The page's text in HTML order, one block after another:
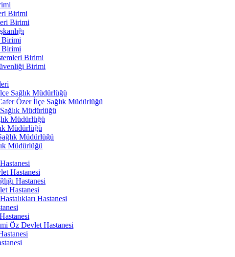
Birimi
Birimi
Birimi
Birimi
Birimi
Birimi
Sağlık Müdürlüğü
Özer İlçe Sağlık Müdürlüğü
Müdürlüğü
Müdürlüğü
Müdürlüğü
Müdürlüğü
Müdürlüğü
Hastanesi
Hastanesi
Hastanesi
Hastanesi
Öz Devlet Hastanesi